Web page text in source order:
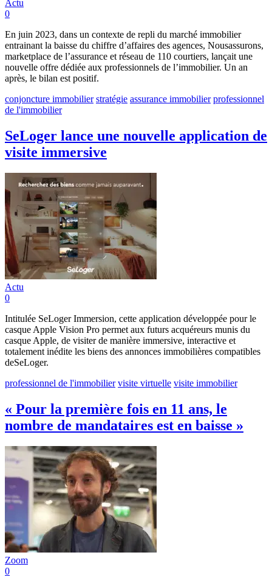
Actu
0
En juin 2023, dans un contexte de repli du marché immobilier
entrainant la baisse du chiffre d’affaires des agences, Nousassurons,
marketplace de l’assurance et réseau de 110 courtiers, lançait une
nouvelle offre dédiée aux professionnels de l’immobilier. Un an
après, le bilan est positif.
conjoncture immobilier stratégie assurance immobilier professionnel
de l'immobilier
SeLoger lance une nouvelle application de
visite immersive
Actu
0
Intitulée SeLoger Immersion, cette application développée pour le
casque Apple Vision Pro permet aux futurs acquéreurs munis du
casque Apple, de visiter de manière immersive, interactive et
totalement inédite les biens des annonces immobilières compatibles
deSeLoger.
professionnel de l'immobilier visite virtuelle visite immobilier
« Pour la première fois en 11 ans, le
nombre de mandataires est en baisse »
Zoom
0